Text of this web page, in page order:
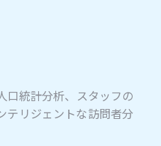
口統計分析、スタッフの
テリジェントな訪問者分